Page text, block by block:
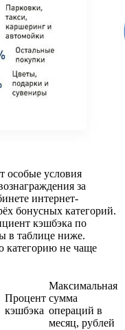
особые условия
за
интернет-
бонусных категорий.
кэшбэка по
в таблице ниже.
категорию не чаще
Процент
кэшбэка
Максимальная
сумма
операций в
месяц, рублей